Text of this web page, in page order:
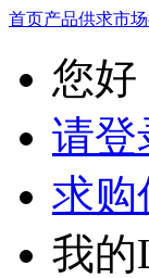
首页产品供求市
您好
请登
求购
我的